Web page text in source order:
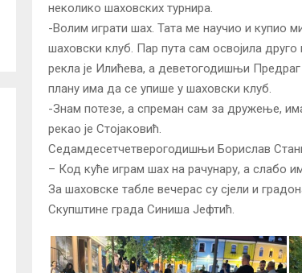
неколико шаховских турнира.
-Волим играти шах. Тата ме научио и купио
шаховски клуб. Пар пута сам освојила
рекла је Илићева, а деветогодишњи
плану има да се упише у шаховски клуб.
-Знам потезе, а спреман сам за дружење,
рекао је Стојаковић.
Седамдесетчетверогодишњи Борислав
– Код куће играм шах на рачунару, а слабо
За шаховске табле вечерас су сјели и
Скупштине града Синиша Јефтић.